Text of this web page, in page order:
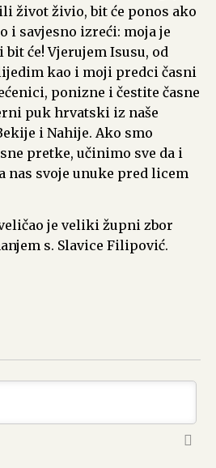
život živio, bit će ponos ako
i savjesno izreći: moja je
bit će! Vjerujem Isusu, od
kao i moji predci časni
ponizne i čestite časne
puk hrvatski iz naše
i Nahije. Ako smo
pretke, učinimo sve da i
nas svoje unuke pred licem
je veliki župni zbor
s. Slavice Filipović.